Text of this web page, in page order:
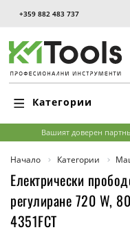
+359 882 483 737
Категории
Вашият доверен
Начало Категории
Електрически
регулиране 720 W,
4351FCT